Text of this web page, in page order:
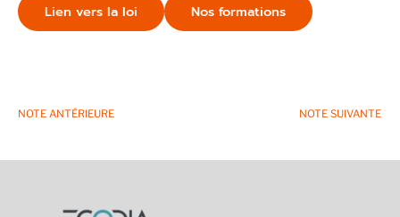
Lien vers la loi Nos formations
NOTE ANTÉRIEURE NOTE SUIVANTE